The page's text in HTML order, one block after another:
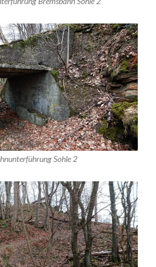
Sohle 2